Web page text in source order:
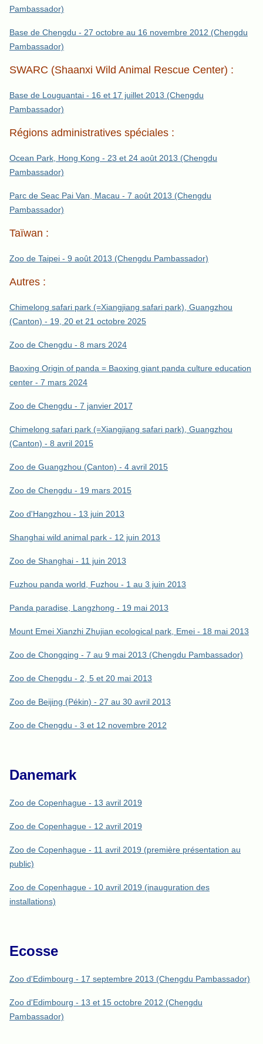
Pambassador)
Base de Chengdu - 27 octobre au 16 novembre 2012 (Chengdu
Pambassador)
SWARC (Shaanxi Wild Animal Rescue Center) :
Base de Louguantai - 16 et 17 juillet 2013 (Chengdu
Pambassador)
Régions administratives spéciales :
Ocean Park, Hong Kong - 23 et 24 août 2013 (Chengdu
Pambassador)
Parc de Seac Pai Van, Macau - 7 août 2013 (Chengdu
Pambassador)
Taïwan :
Zoo de Taipei - 9 août 2013 (Chengdu Pambassador)
Autres :
Chimelong safari park (=Xiangjiang safari park), Guangzhou
(Canton) - 19, 20 et 21 octobre 2025
Zoo de Chengdu - 8 mars 2024
Baoxing Origin of panda = Baoxing giant panda culture education
center - 7 mars 2024
Zoo de Chengdu - 7 janvier 2017
Chimelong safari park (=Xiangjiang safari park), Guangzhou
(Canton) - 8 avril 2015
Zoo de Guangzhou (Canton) - 4 avril 2015
Zoo de Chengdu - 19 mars 2015
Zoo d'Hangzhou - 13 juin 2013
Shanghai wild animal park - 12 juin 2013
Zoo de Shanghai - 11 juin 2013
Fuzhou panda world, Fuzhou - 1 au 3 juin 2013
Panda paradise, Langzhong - 19 mai 2013
Mount Emei Xianzhi Zhujian ecological park, Emei - 18 mai 2013
Zoo de Chongqing - 7 au 9 mai 2013 (Chengdu Pambassador)
Zoo de Chengdu - 2, 5 et 20 mai 2013
Zoo de Beijing (Pékin) - 27 au 30 avril 2013
Zoo de Chengdu - 3 et 12 novembre 2012
Danemark
Zoo de Copenhague - 13 avril 2019
Zoo de Copenhague - 12 avril 2019
Zoo de Copenhague - 11 avril 2019 (première présentation au
public)
Zoo de Copenhague - 10 avril 2019 (inauguration des
installations)
Ecosse
Zoo d'Edimbourg - 17 septembre 2013 (Chengdu Pambassador)
Zoo d'Edimbourg - 13 et 15 octobre 2012 (Chengdu
Pambassador)